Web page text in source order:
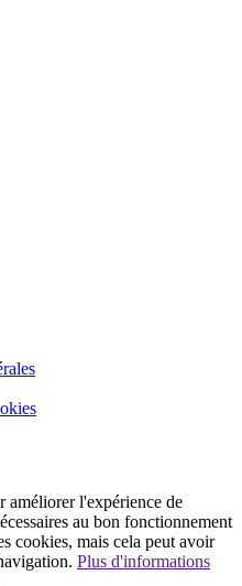
améliorer l'expérience de
au bon fonctionnement
cookies, mais cela peut avoir
Plus d'informations